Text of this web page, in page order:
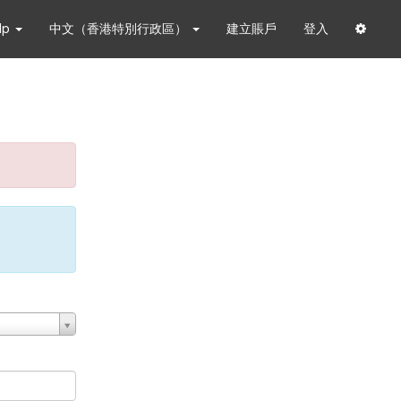
中文（香港特別行政區） 建立賬戶 登入